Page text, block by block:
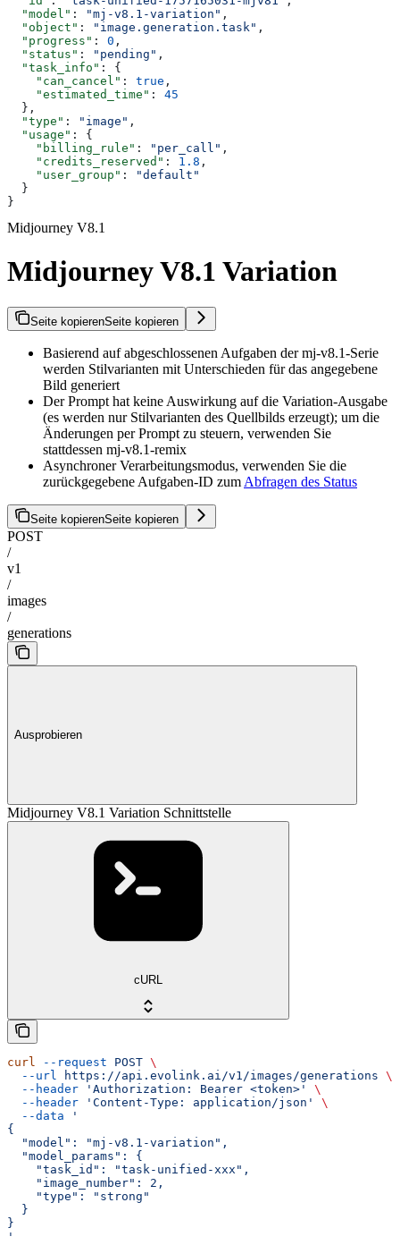
  "model"
: "mj-v8.1-variation" ,
  "object"
: "image.generation.task" ,
  "progress"
: 0 ,
  "status"
: "pending" ,
  "task_info"
: {
    "can_cancel"
: true ,
    "estimated_time"
: 45
  },
  "type"
: "image" ,
  "usage"
: {
    "billing_rule"
: "per_call" ,
    "credits_reserved"
: 1.8 ,
    "user_group"
:
"default"
  }
}
Midjourney V8.1
Midjourney V8.1 Variation
Seite kopierenSeite kopieren
Basierend auf abgeschlossenen Aufgaben der mj-v8.1-Serie
werden Stilvarianten mit Unterschieden für das angegebene
Bild generiert
Der Prompt hat keine Auswirkung auf die Variation-Ausgabe
(es werden nur Stilvarianten des Quellbilds erzeugt); um die
Änderungen per Prompt zu steuern, verwenden Sie
stattdessen mj-v8.1-remix
Asynchroner Verarbeitungsmodus, verwenden Sie die
zurückgegebene Aufgaben-ID zumAbfragen des Status
Seite kopierenSeite kopieren
POST
/
v1
/
images
/
generations
Ausprobieren
Midjourney V8.1 Variation Schnittstelle
cURL
curl --request POST \
  --url
https://api.evolink.ai/v1/images/generations \
  --header
'Authorization: Bearer <token>'
\
  --header
'Content-Type: application/json'
\
  --data
'
{
  "model": "mj-v8.1-variation",
  "model_params": {
    "task_id": "task-unified-xxx",
    "image_number": 2,
    "type": "strong"
  }
}
'